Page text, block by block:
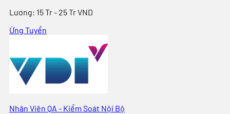
Lương: 15 Tr - 25 Tr VND
Ứng Tuyển
Nhân Viên QA - Kiểm Soát Nội Bộ